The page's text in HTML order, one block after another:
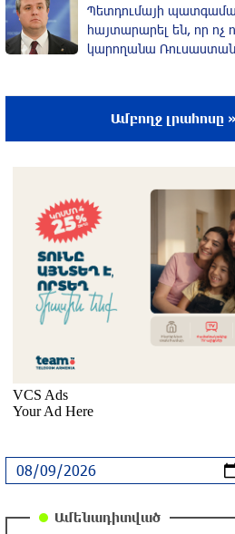
Պետդումայի
հայտարարել են, որ ոչ
կարողանա
Ֆիդան. Թուրքիան
կայուն
Սևանա լճում հեծանիվ-
է. քաղաքացիներին
հասել փրկարարները
Պետդեպարտամենտը
տեղեկացրել է
զենքի հնարավոր
Սուրբ Աստվածածնի
տոնին նախորդող
Ամբողջ լրահոսը »
Ամենադիտված